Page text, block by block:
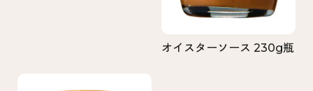
オイスターソース 230g瓶